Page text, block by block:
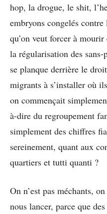
hop, la drogue, le shit,
embryons congelés
qu’on veut forcer à
la régularisation des
se planque derrière le
migrants à s’installer où
on commençait
à-dire du regroupement
simplement des chiffres
sereinement, quant aux
quartiers et tutti quanti ?
On n’est pas méchants,
nous lancer, parce que